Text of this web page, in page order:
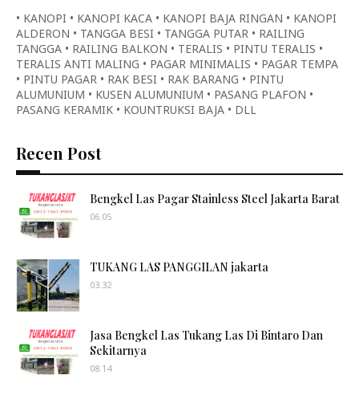
• KANOPI • KANOPI KACA • KANOPI BAJA RINGAN • KANOPI
ALDERON • TANGGA BESI • TANGGA PUTAR • RAILING
TANGGA • RAILING BALKON • TERALIS • PINTU TERALIS •
TERALIS ANTI MALING • PAGAR MINIMALIS • PAGAR TEMPA
• PINTU PAGAR • RAK BESI • RAK BARANG • PINTU
ALUMUNIUM • KUSEN ALUMUNIUM • PASANG PLAFON •
PASANG KERAMIK • KOUNTRUKSI BAJA • DLL
Recen Post
Bengkel Las Pagar Stainless Steel Jakarta Barat
06.05
TUKANG LAS PANGGILAN jakarta
03.32
Jasa Bengkel Las Tukang Las Di Bintaro Dan
Sekitarnya
08.14